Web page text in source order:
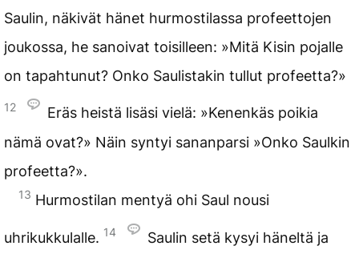
Saulin, näkivät hänet hurmostilassa profeettojen
joukossa, he sanoivat toisilleen: »Mitä Kisin pojalle
on tapahtunut? Onko Saulistakin tullut profeetta?»
12
Eräs heistä lisäsi vielä: »Kenenkäs poikia
nämä ovat?» Näin syntyi sananparsi »Onko Saulkin
profeetta?».
13 Hurmostilan mentyä ohi Saul nousi
uhrikukkulalle. 14
Saulin setä kysyi häneltä ja